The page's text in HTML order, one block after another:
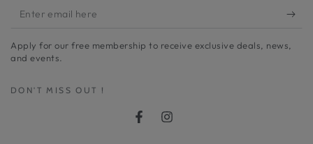
Enter
here
Apply for our free membership to receive exclusive deals, news,
and events.
DON'T MISS OUT !
FacebookInstagram